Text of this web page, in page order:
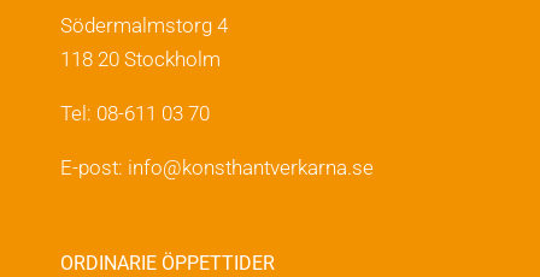
Södermalmstorg 4
118 20 Stockholm
Tel: 08-611 03 70
E-post: info@konsthantverkarna.se
ORDINARIE ÖPPETTIDER